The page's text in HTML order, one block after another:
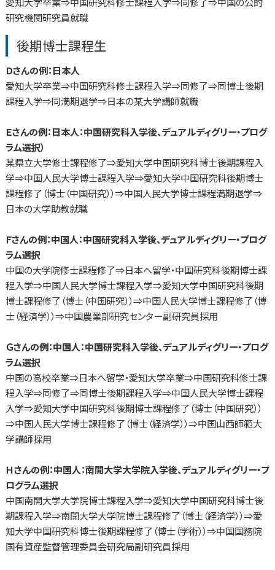
研究機関研究員就職
後期博士課程生
Ｄさんの例：日本人
愛知大学卒業⇒中国研究科修士課程入学⇒同修了⇒同博士後期
課程入学⇒同満期退学⇒日本の某大学講師就職
Ｅさんの例：日本人：中国研究科入学後、デュアルディグリー・プログ
ラム選択）
某県立大学修士課程修了⇒愛知大学中国研究科博士後期課程入
学⇒中国人民大学博士課程入学⇒愛知大学中国研究科後期博士
課程修了（博士（中国研究））⇒中国人民大学博士課程満期退学⇒
日本の大学助教就職
Ｆさんの例：中国人：中国研究科入学後、デュアルディグリー・プログ
ラム選択
中国の大学院修士課程修了⇒日本へ留学・中国研究科後期博士課
程入学⇒中国人民大学博士課程入学⇒愛知大学中国研究科後期
博士課程修了（博士（中国研究））⇒中国人民大学博士課程修了（博
士（経済学））⇒中国農業部研究センター副研究員採用
Ｇさんの例：中国人：中国研究科入学後、デュアルディグリー・プログ
ラム選択
中国の高校卒業⇒日本へ留学・愛知大学卒業⇒中国研究科修士課
程入学⇒同修了⇒同博士後期課程入学⇒中国人民大学博士課程
入学⇒愛知大学中国研究科後期博士課程修了（博士（中国研究））
⇒中国人民大学博士課程修了（博士（経済学））⇒中国山西師範大
学講師採用
Ｈさんの例：中国人：南開大学大学院入学後、デュアルディグリー・プ
ログラム選択
中国南開大学大学院博士課程入学⇒愛知大学中国研究科博士後
期課程入学⇒南開大学大学院博士課程修了（博士（経済学））⇒愛
知大学中国研究科博士後期課程修了（博士（学術））⇒中国国務院
国有資産監督管理委員会研究局副研究員採用